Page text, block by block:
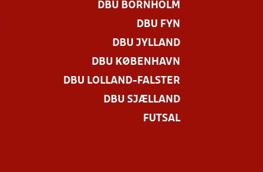
DBU BORNHOLM
DBU FYN
DBU JYLLAND
DBU KØBENHAVN
DBU LOLLAND-FALSTER
DBU SJÆLLAND
FUTSAL